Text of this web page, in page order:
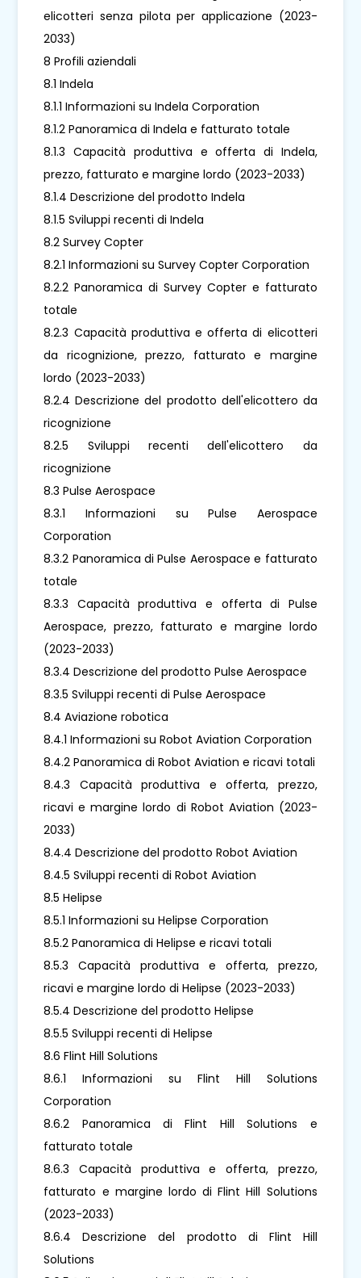
elicotteri senza pilota per applicazione (2023-
2033)
8 Profili aziendali
8.1 Indela
8.1.1 Informazioni su Indela Corporation
8.1.2 Panoramica di Indela e fatturato totale
8.1.3 Capacità produttiva e offerta di Indela,
prezzo, fatturato e margine lordo (2023-2033)
8.1.4 Descrizione del prodotto Indela
8.1.5 Sviluppi recenti di Indela
8.2 Survey Copter
8.2.1 Informazioni su Survey Copter Corporation
8.2.2 Panoramica di Survey Copter e fatturato
totale
8.2.3 Capacità produttiva e offerta di elicotteri
da ricognizione, prezzo, fatturato e margine
lordo (2023-2033)
8.2.4 Descrizione del prodotto dell'elicottero da
ricognizione
8.2.5 Sviluppi recenti dell'elicottero da
ricognizione
8.3 Pulse Aerospace
8.3.1 Informazioni su Pulse Aerospace
Corporation
8.3.2 Panoramica di Pulse Aerospace e fatturato
totale
8.3.3 Capacità produttiva e offerta di Pulse
Aerospace, prezzo, fatturato e margine lordo
(2023-2033)
8.3.4 Descrizione del prodotto Pulse Aerospace
8.3.5 Sviluppi recenti di Pulse Aerospace
8.4 Aviazione robotica
8.4.1 Informazioni su Robot Aviation Corporation
8.4.2 Panoramica di Robot Aviation e ricavi totali
8.4.3 Capacità produttiva e offerta, prezzo,
ricavi e margine lordo di Robot Aviation (2023-
2033)
8.4.4 Descrizione del prodotto Robot Aviation
8.4.5 Sviluppi recenti di Robot Aviation
8.5 Helipse
8.5.1 Informazioni su Helipse Corporation
8.5.2 Panoramica di Helipse e ricavi totali
8.5.3 Capacità produttiva e offerta, prezzo,
ricavi e margine lordo di Helipse (2023-2033)
8.5.4 Descrizione del prodotto Helipse
8.5.5 Sviluppi recenti di Helipse
8.6 Flint Hill Solutions
8.6.1 Informazioni su Flint Hill Solutions
Corporation
8.6.2 Panoramica di Flint Hill Solutions e
fatturato totale
8.6.3 Capacità produttiva e offerta, prezzo,
fatturato e margine lordo di Flint Hill Solutions
(2023-2033)
8.6.4 Descrizione del prodotto di Flint Hill
Solutions